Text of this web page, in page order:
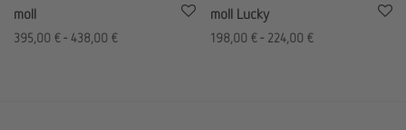
moll
395,00 €- 438,00 €
moll Lucky
198,00 €- 224,00 €